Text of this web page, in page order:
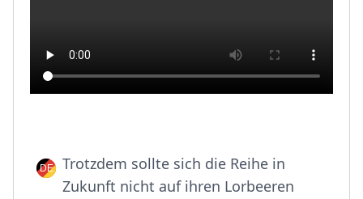
Trotzdem sollte sich die Reihe in
Zukunft nicht auf ihren Lorbeeren